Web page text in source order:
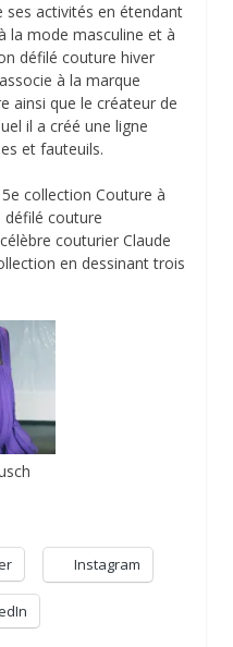
ses activités en étendant
la mode masculine et à
défilé couture hiver
à la marque
ainsi que le créateur de
il a créé une ligne
et fauteuils.
collection Couture à
défilé couture
couturier Claude
en dessinant trois
Instagram